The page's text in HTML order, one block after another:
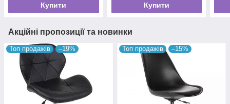
Купити Купити
Акційні пропозиції та новинки
Топ продажів –19% Топ продажів –15%